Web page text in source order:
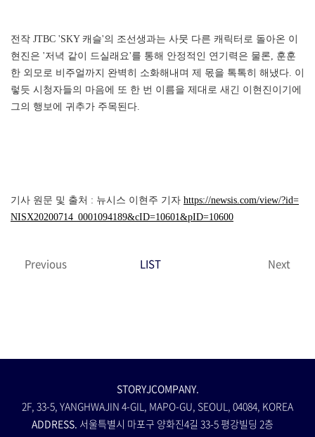
전작 JTBC 'SKY 캐슬'의 조선생과는 사뭇 다른 캐릭터로 돌아온 이
현진은 '저녁 같이 드실래요'를 통해 안정적인 연기력은 물론, 훈훈
한 외모로 비주얼까지 완벽히 소화해내며 제 몫을 톡톡히 해냈다. 이
렇듯 시청자들의 마음에 또 한 번 이름을 제대로 새긴 이현진이기에
그의 행보에 귀추가 주목된다.
기사 원문 및 출처 : 뉴시스 이현주 기자 https://newsis.com/view/?id=
NISX20200714_0001094189&cID=10601&pID=10600
Previous LIST Next
STORYJCOMPANY.
2F, 33-5, YANGHWAJIN 4-GIL, MAPO-GU, SEOUL, 04084, KOREA
ADDRESS. 서울특별시 마포구 양화진4길 33-5 평강빌딩 2층